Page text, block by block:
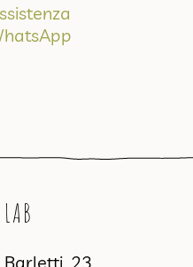
Barletti, 23